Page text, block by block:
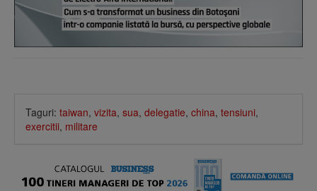
Taguri: taiwan, vizita, sua, delegatie, china, tensiuni,
exercitii, militare